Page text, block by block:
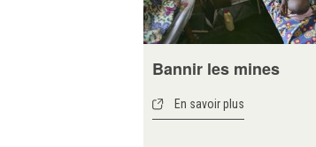
Bannir les mines
En savoir plus